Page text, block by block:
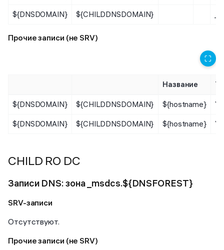
${DNSDOMAIN} ${CHILDDNSDOMAIN}
Прочие записи (не SRV)
⛶
Название
${DNSDOMAIN} ${CHILDDNSDOMAIN} ${hostname}
${DNSDOMAIN} ${CHILDDNSDOMAIN} ${hostname}
CHILD RO DC
Записи DNS: зона _msdcs.${DNSFOREST}
SRV-записи
Отсутствуют.
Прочие записи (не SRV)